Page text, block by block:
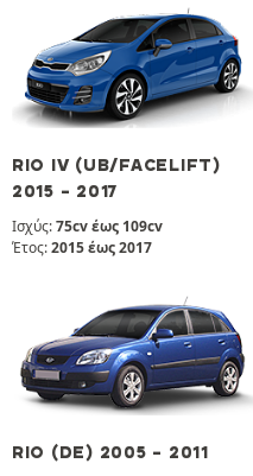
RIO IV (UB/FACELIFT)
2015 - 2017
Ισχύς:75cv έως 109cv
Έτος:2015 έως 2017
RIO (DE) 2005 - 2011